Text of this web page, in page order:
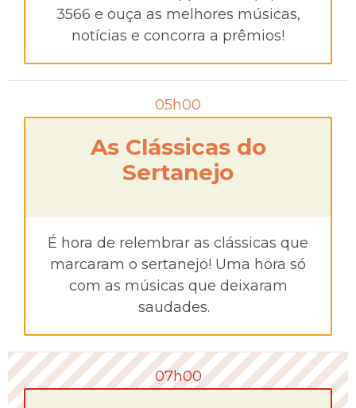
3566 e ouça as melhores músicas,
notícias e concorra a prêmios!
05h00
As Clássicas do
Sertanejo
É hora de relembrar as clássicas que
marcaram o sertanejo! Uma hora só
com as músicas que deixaram
saudades.
07h00